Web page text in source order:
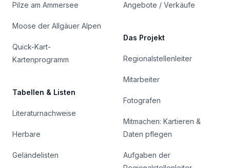
Pilze am Ammersee
Moose der Allgäuer Alpen
Quick-Kart-
Kartenprogramm
Tabellen & Listen
Literaturnachweise
Herbare
Geländelisten
Angebote / Verkäufe
Das Projekt
Regionalstellenleiter
Mitarbeiter
Fotografen
Mitmachen: Kartieren &
Daten pflegen
Aufgaben der